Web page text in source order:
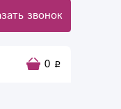
звонок
0